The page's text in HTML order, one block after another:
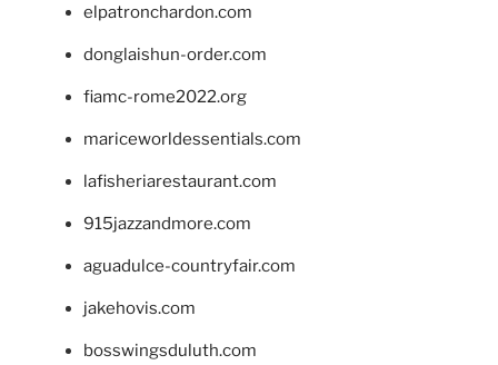
elpatronchardon.com
donglaishun-order.com
fiamc-rome2022.org
mariceworldessentials.com
lafisheriarestaurant.com
915jazzandmore.com
aguadulce-countryfair.com
jakehovis.com
bosswingsduluth.com